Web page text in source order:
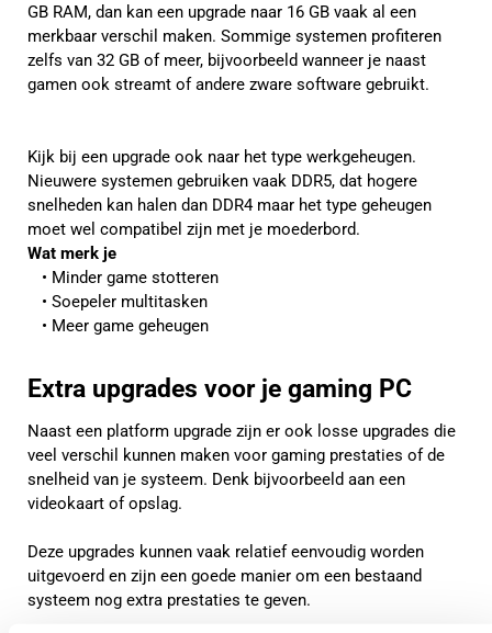
GB RAM, dan kan een upgrade naar 16 GB vaak al een
merkbaar verschil maken. Sommige systemen profiteren
zelfs van 32 GB of meer, bijvoorbeeld wanneer je naast
gamen ook streamt of andere zware software gebruikt.
Kijk bij een upgrade ook naar het type werkgeheugen.
Nieuwere systemen gebruiken vaak DDR5, dat hogere
snelheden kan halen dan DDR4 maar het type geheugen
moet wel compatibel zijn met je moederbord.
Wat merk je
Minder game stotteren
Soepeler multitasken
Meer game geheugen
Extra upgrades voor je gaming PC
Naast een platform upgrade zijn er ook losse upgrades die
veel verschil kunnen maken voor gaming prestaties of de
snelheid van je systeem. Denk bijvoorbeeld aan een
videokaart of opslag.
Deze upgrades kunnen vaak relatief eenvoudig worden
uitgevoerd en zijn een goede manier om een bestaand
systeem nog extra prestaties te geven.